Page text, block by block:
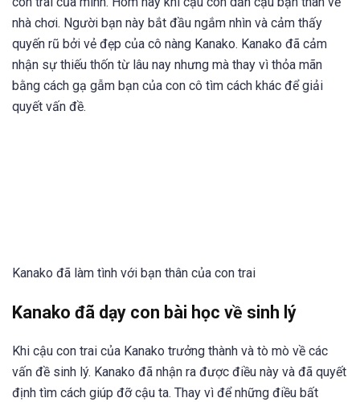
nhà chơi. Người bạn này bắt đầu ngắm nhìn và cảm thấy
quyến rũ bởi vẻ đẹp của cô nàng Kanako. Kanako đã cảm
nhận sự thiếu thốn từ lâu nay nhưng mà thay vì thỏa mãn
bằng cách gạ gẫm bạn của con cô tìm cách khác để giải
quyết vấn đề.
Kanako đã làm tình với bạn thân của con trai
Kanako đã dạy con bài học về sinh lý
Khi cậu con trai của Kanako trưởng thành và tò mò về các
vấn đề sinh lý. Kanako đã nhận ra được điều này và đã quyết
định tìm cách giúp đỡ cậu ta. Thay vì để những điều bất